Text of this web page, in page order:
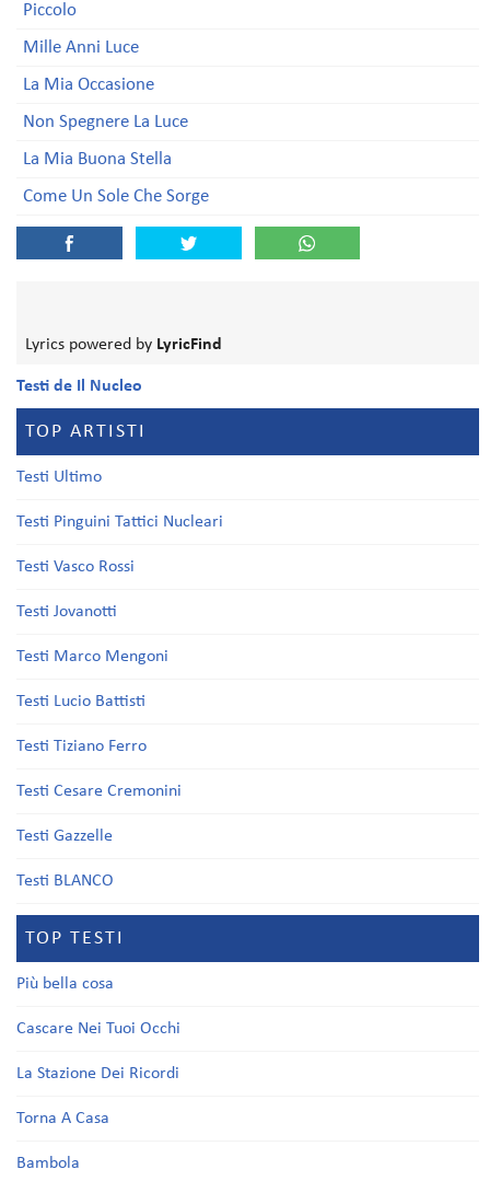
Piccolo
Mille Anni Luce
La Mia Occasione
Non Spegnere La Luce
La Mia Buona Stella
Come Un Sole Che Sorge
Lyrics powered by LyricFind
Testi de Il Nucleo
TOP ARTISTI
Testi Ultimo
Testi Pinguini Tattici Nucleari
Testi Vasco Rossi
Testi Jovanotti
Testi Marco Mengoni
Testi Lucio Battisti
Testi Tiziano Ferro
Testi Cesare Cremonini
Testi Gazzelle
Testi BLANCO
TOP TESTI
Più bella cosa
Cascare Nei Tuoi Occhi
La Stazione Dei Ricordi
Torna A Casa
Bambola